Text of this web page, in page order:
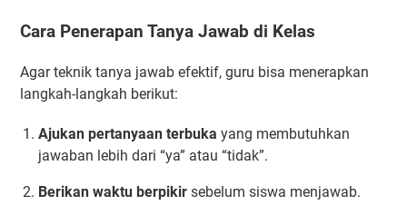
Cara Penerapan Tanya Jawab di Kelas
Agar teknik tanya jawab efektif, guru bisa menerapkan
langkah-langkah berikut:
Ajukan pertanyaan terbuka yang membutuhkan
jawaban lebih dari “ya” atau “tidak”.
Berikan waktu berpikir sebelum siswa menjawab.